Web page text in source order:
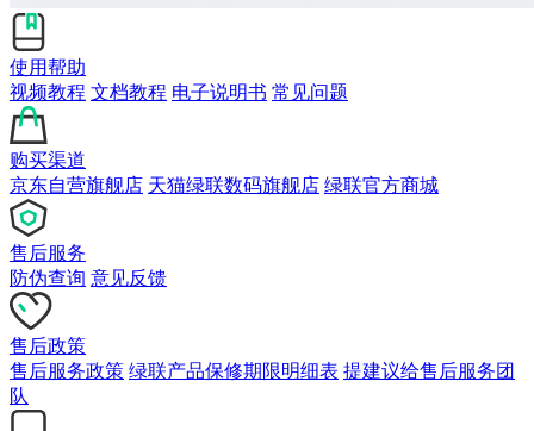
使用帮助
视频教程 文档教程 电子说明书 常见问题
购买渠道
京东自营旗舰店 天猫绿联数码旗舰店 绿联官方商城
售后服务
防伪查询 意见反馈
售后政策
售后服务政策 绿联产品保修期限明细表 提建议给售后服务团
队